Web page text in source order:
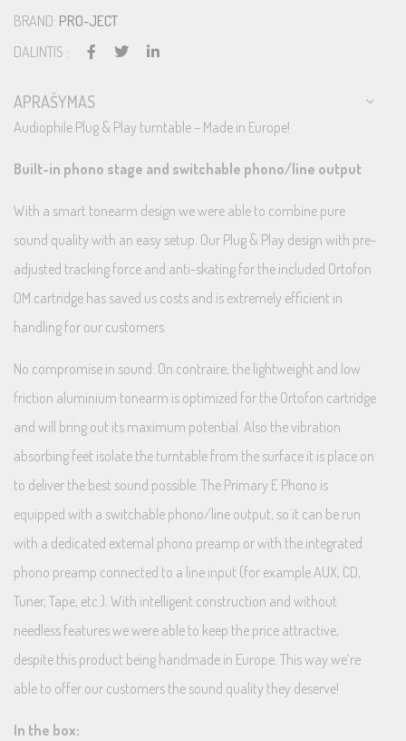
BRAND: PRO-JECT
DALINTIS :
APRAŠYMAS
Audiophile Plug & Play turntable – Made in Europe!
Built-in phono stage and switchable phono/line output
With a smart tonearm design we were able to combine pure
sound quality with an easy setup. Our Plug & Play design with pre-
adjusted tracking force and anti-skating for the included Ortofon
OM cartridge has saved us costs and is extremely efficient in
handling for our customers.
No compromise in sound: On contraire, the lightweight and low
friction aluminium tonearm is optimized for the Ortofon cartridge
and will bring out its maximum potential. Also the vibration
absorbing feet isolate the turntable from the surface it is place on
to deliver the best sound possible. The Primary E Phono is
equipped with a switchable phono/line output, so it can be run
with a dedicated external phono preamp or with the integrated
phono preamp connected to a line input (for example AUX, CD,
Tuner, Tape, etc.). With intelligent construction and without
needless features we were able to keep the price attractive,
despite this product being handmade in Europe. This way we‘re
able to offer our customers the sound quality they deserve!
In the box: